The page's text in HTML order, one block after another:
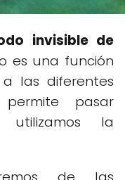
invisible de
es una función
las diferentes
pasar
utilizamos la